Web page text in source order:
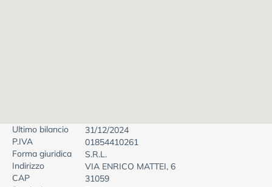
Ultimo bilancio
31/12/2024
P.IVA
01854410261
Forma giuridica
S.R.L.
Indirizzo
VIA ENRICO MATTEI, 6
CAP
31059